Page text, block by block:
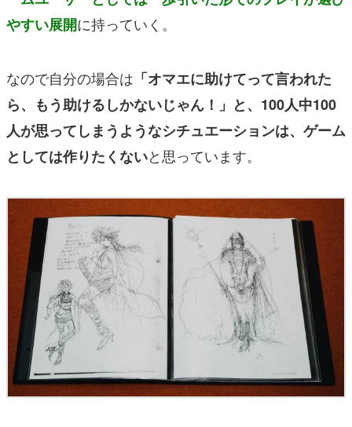
やすい展開に持っていく。
なので自分の場合は 「オマエに助けてって言われた
ら、もう助けるしかないじゃん！」と、100人中100
人が思ってしまうようなシチュエーションは、ゲーム
としては作りたくないと思っています。